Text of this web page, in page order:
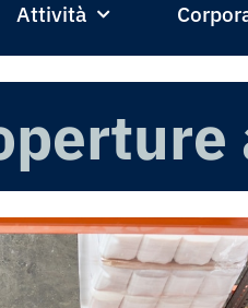
Attività